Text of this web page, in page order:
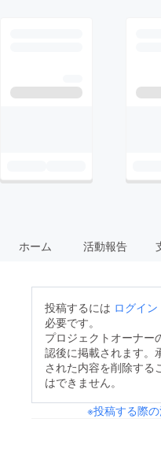
ホーム 活動報告
投稿するには ログイン
必要です。
プロジェクトオーナー
認後に掲載されます。
された内容を削除する
はできません。
※投稿する際